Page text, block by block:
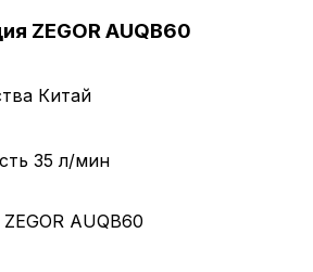
ZEGOR AUQB60
Китай
35 л/мин
AUQB60